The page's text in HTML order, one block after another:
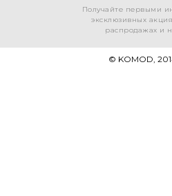
Получайте первыми
эксклюзивных
распродажах и
© KOMOD,